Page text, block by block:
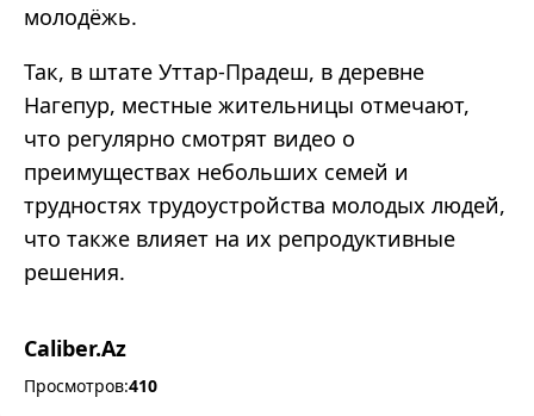
молодёжь.
Так, в штате Уттар-Прадеш, в деревне
Нагепур, местные жительницы отмечают,
что регулярно смотрят видео о
преимуществах небольших семей и
трудностях трудоустройства молодых людей,
что также влияет на их репродуктивные
решения.
Caliber.Az
Просмотров:410